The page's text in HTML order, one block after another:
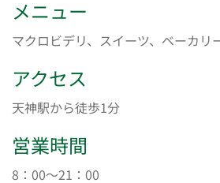
メニュー
マクロビデリ、スイーツ、ベーカリ
アクセス
天神駅から徒歩1分
営業時間
8：00～21：00